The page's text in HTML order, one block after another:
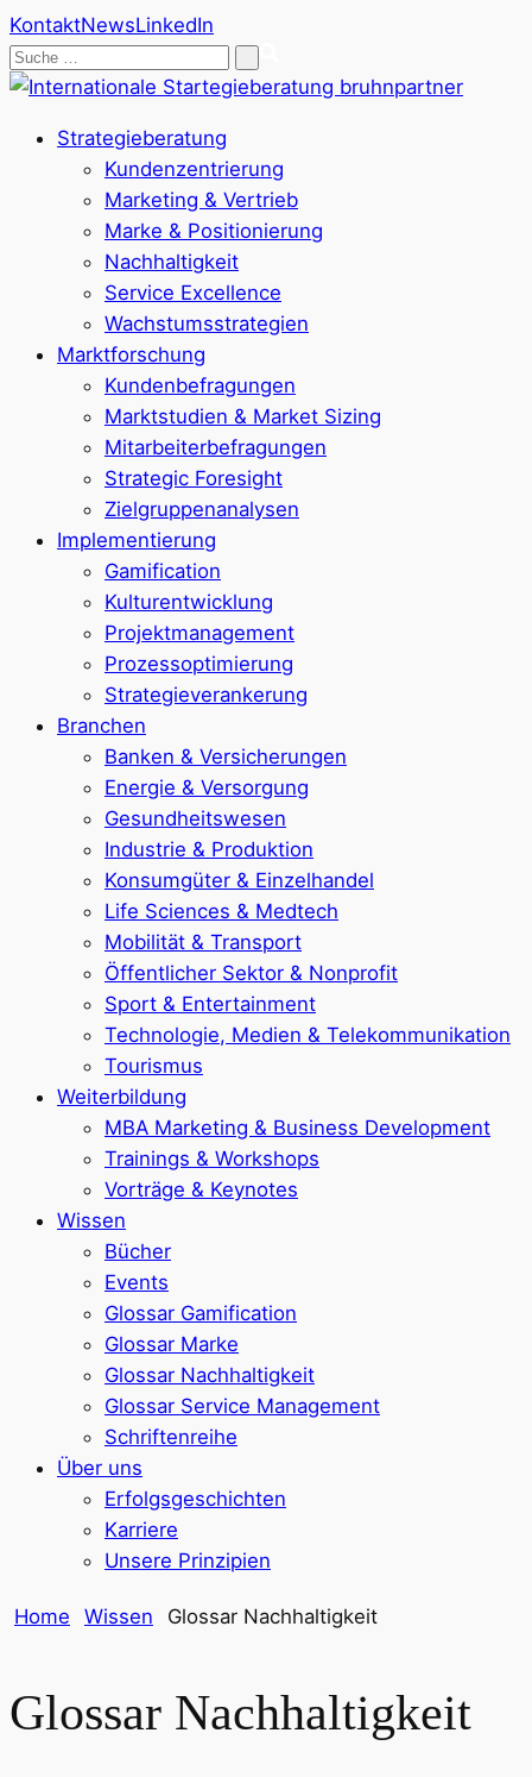
KontaktNewsLinkedIn
Suche
nach:
Strategieberatung
Kundenzentrierung
Marketing & Vertrieb
Marke & Positionierung
Nachhaltigkeit
Service Excellence
Wachstumsstrategien
Marktforschung
Kundenbefragungen
Marktstudien & Market Sizing
Mitarbeiterbefragungen
Strategic Foresight
Zielgruppenanalysen
Implementierung
Gamification
Kulturentwicklung
Projektmanagement
Prozessoptimierung
Strategieverankerung
Branchen
Banken & Versicherungen
Energie & Versorgung
Gesundheitswesen
Industrie & Produktion
Konsumgüter & Einzelhandel
Life Sciences & Medtech
Mobilität & Transport
Öffentlicher Sektor & Nonprofit
Sport & Entertainment
Technologie, Medien & Telekommunikation
Tourismus
Weiterbildung
MBA Marketing & Business Development
Trainings & Workshops
Vorträge & Keynotes
Wissen
Bücher
Events
Glossar Gamification
Glossar Marke
Glossar Nachhaltigkeit
Glossar Service Management
Schriftenreihe
Über uns
Erfolgsgeschichten
Karriere
Unsere Prinzipien
Home Wissen Glossar Nachhaltigkeit
Glossar Nachhaltigkeit